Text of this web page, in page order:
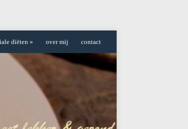
diëten » over mij contact